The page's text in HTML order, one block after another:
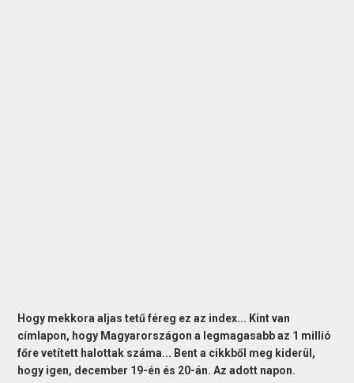
Hogy mekkora aljas tetű féreg ez az index... Kint van
címlapon, hogy Magyarországon a legmagasabb az 1 millió
főre vetített halottak száma... Bent a cikkből meg kiderül,
hogy igen, december 19-én és 20-án. Az adott napon.